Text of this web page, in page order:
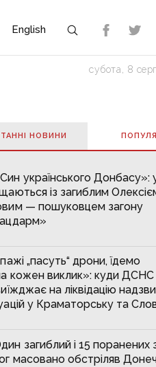
English
субота, 8
НОВИНИ
українського Донбасу»:
із загиблим
— пошуковцем загону
„пасуть“ дрони, їдемо
кожен виклик»: куди ДСНС
на ліквідацію
у Краматорську та
загиблий і 15 поранених
масовано обстріляв